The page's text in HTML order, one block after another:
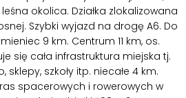
okolica. Działka zlokalizowana
Szybki wyjazd na drogę A6. Do
9 km. Centrum 11 km, os.
się cała infrastruktura miejska tj.
szkoły itp. niecałe 4 km.
spacerowych i rowerowych w